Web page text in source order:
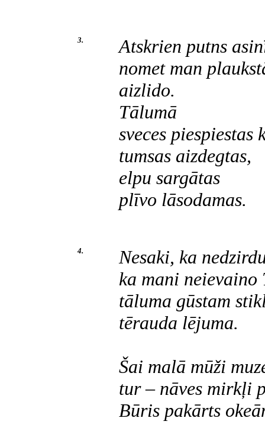
3.
Atskrien putns
nomet man
aizlido.
Tālumā
sveces piespiestas
tumsas aizdegtas,
elpu sargātas
plīvo lāsodamas.
4.
Nesaki, ka
ka mani neievaino
tāluma gūstam
tērauda lējuma.
Šai malā mūži
tur – nāves mirkļi
Būris pakārts